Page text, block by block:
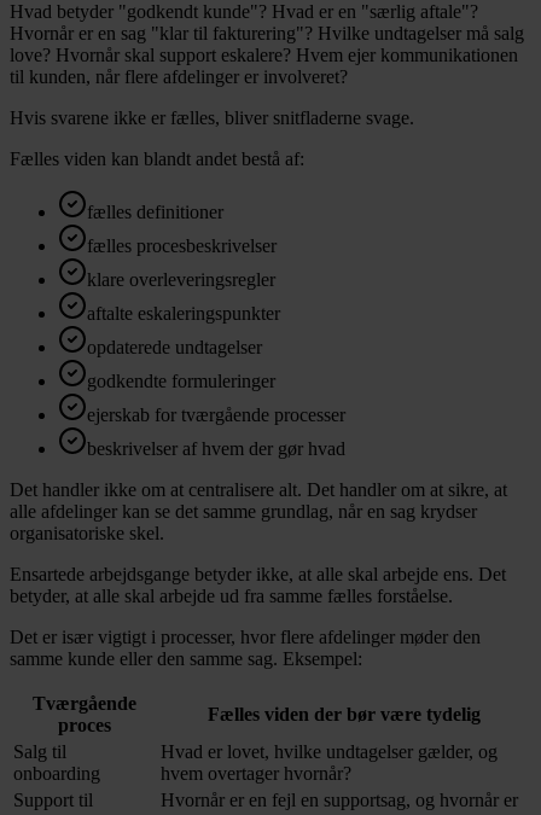
Hvad betyder "godkendt kunde"? Hvad er en "særlig aftale"?
Hvornår er en sag "klar til fakturering"? Hvilke undtagelser må salg
love? Hvornår skal support eskalere? Hvem ejer kommunikationen
til kunden, når flere afdelinger er involveret?
Hvis svarene ikke er fælles, bliver snitfladerne svage.
Fælles viden kan blandt andet bestå af:
fælles definitioner
fælles procesbeskrivelser
klare overleveringsregler
aftalte eskaleringspunkter
opdaterede undtagelser
godkendte formuleringer
ejerskab for tværgående processer
beskrivelser af hvem der gør hvad
Det handler ikke om at centralisere alt. Det handler om at sikre, at
alle afdelinger kan se det samme grundlag, når en sag krydser
organisatoriske skel.
Ensartede arbejdsgange betyder ikke, at alle skal arbejde ens. Det
betyder, at alle skal arbejde ud fra samme fælles forståelse.
Det er især vigtigt i processer, hvor flere afdelinger møder den
samme kunde eller den samme sag. Eksempel:
Tværgående
proces
Fælles viden der bør være tydelig
Salg til
onboarding
Hvad er lovet, hvilke undtagelser gælder, og
hvem overtager hvornår?
Support til
Hvornår er en fejl en supportsag, og hvornår er